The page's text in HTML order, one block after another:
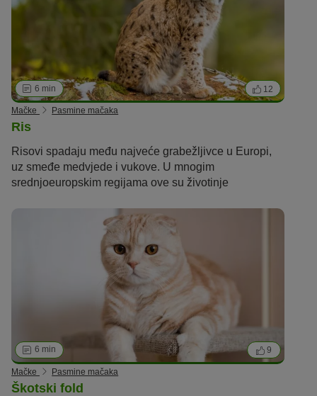
6 min 12
Mačke Pasmine mačaka
Ris
Risovi spadaju među najveće grabežljivce u Europi,
uz smeđe medvjede i vukove. U mnogim
srednjoeuropskim regijama ove su životinje
naseljavanja, sada će se tamo ponovno udomaćiti.
6 min 9
Mačke Pasmine mačaka
Škotski fold